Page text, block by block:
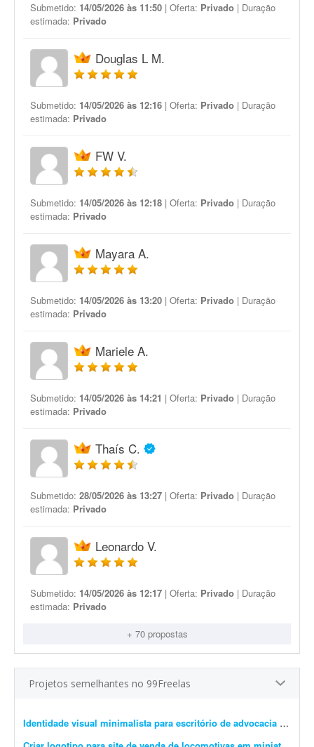
Submetido: 14/05/2026 às 11:50 | Oferta: Privado | Duração
estimada: Privado
Douglas L M.
Submetido: 14/05/2026 às 12:16 | Oferta: Privado | Duração
estimada: Privado
FW V.
Submetido: 14/05/2026 às 12:18 | Oferta: Privado | Duração
estimada: Privado
Mayara A.
Submetido: 14/05/2026 às 13:20 | Oferta: Privado | Duração
estimada: Privado
Mariele A.
Submetido: 14/05/2026 às 14:21 | Oferta: Privado | Duração
estimada: Privado
Thaís C.
Submetido: 28/05/2026 às 13:27 | Oferta: Privado | Duração
estimada: Privado
Leonardo V.
Submetido: 14/05/2026 às 12:17 | Oferta: Privado | Duração
estimada: Privado
+ 70 propostas
Projetos semelhantes no 99Freelas
Identidade visual minimalista para escritório de advocacia imobiliária